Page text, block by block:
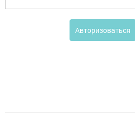
Авторизоваться